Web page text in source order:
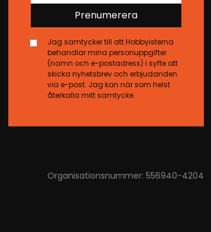
Prenumerera
Jag samtycker till att Hobbyisterna
behandlar mina personuppgifter
(namn och e-postadress) i syfte att
skicka nyhetsbrev och erbjudanden
via e-post. Jag kan när som helst
återkalla mitt samtycke.
Organisationsnummer: 556940-4204